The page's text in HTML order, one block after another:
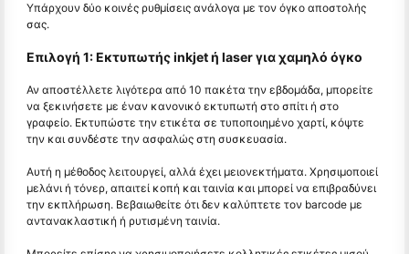
Υπάρχουν δύο κοινές ρυθμίσεις ανάλογα με τον όγκο αποστολής
σας.
Επιλογή 1: Εκτυπωτής inkjet ή laser για χαμηλό όγκο
Αν αποστέλλετε λιγότερα από 10 πακέτα την εβδομάδα, μπορείτε
να ξεκινήσετε με έναν κανονικό εκτυπωτή στο σπίτι ή στο
γραφείο. Εκτυπώστε την ετικέτα σε τυποποιημένο χαρτί, κόψτε
την και συνδέστε την ασφαλώς στη συσκευασία.
Αυτή η μέθοδος λειτουργεί, αλλά έχει μειονεκτήματα. Χρησιμοποιεί
μελάνι ή τόνερ, απαιτεί κοπή και ταινία και μπορεί να επιβραδύνει
την εκπλήρωση. Βεβαιωθείτε ότι δεν καλύπτετε τον barcode με
αντανακλαστική ή ρυτισμένη ταινία.